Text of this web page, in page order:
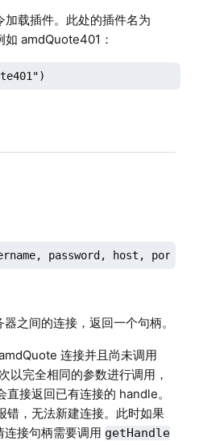
加载插件。此处的插件名为
amdQuote401：
password, host,
之间的连接，返回一个句柄。
连接并且尚未调用
以完全相同的参数进行调用，
接返回已有连接的 handle。
错，无法新建连接。此时如果
接句柄需要调用 getHandle